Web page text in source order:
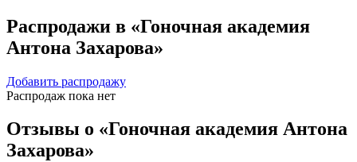
Распродажи в «Гоночная академия
Антона Захарова»
Добавить распродажу
Распродаж пока нет
Отзывы о «Гоночная академия Антона
Захарова»